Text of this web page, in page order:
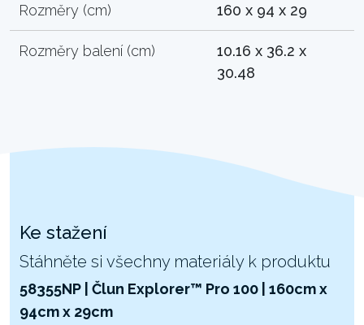
Rozměry (cm) 160 x 94 x 29
Rozměry balení (cm)
10.16 x 36.2 x
30.48
Ke stažení
Stáhněte si všechny materiály k produktu
58355NP | Člun Explorer™ Pro 100 | 160cm x
94cm x 29cm